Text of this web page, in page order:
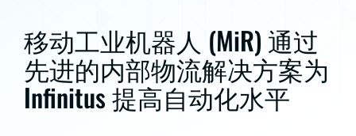
移动工业机器人 (MiR) 通过
先进的内部物流解决方案为
Infinitus 提高自动化水平